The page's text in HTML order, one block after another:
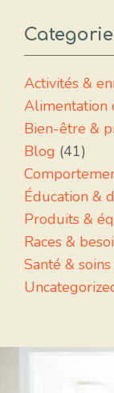
Activités &
Alimentation
Bien-être &
Blog (41)
Éducation &
Produits &
Races &
Santé &